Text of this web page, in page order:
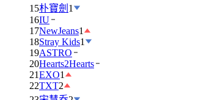
15朴寶劍 1
16IU
17NewJeans1
18Stray Kids1
19ASTRO
20Hearts2Hearts
21EXO1
22TXT2